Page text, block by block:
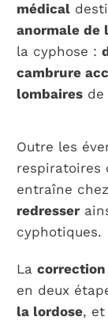
médical
anormale de
la cyphose :
cambrure
lombairesde
Outre les
respiratoires
entraîne
redresser
cyphotiques.
La correction
en deux
la lordose, et